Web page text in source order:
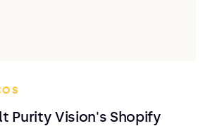
Purity Vision's Shopify